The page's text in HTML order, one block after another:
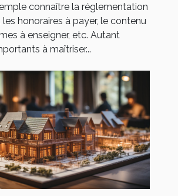
connaître la réglementation
honoraires à payer, le contenu
à enseigner, etc. Autant
à maîtriser...